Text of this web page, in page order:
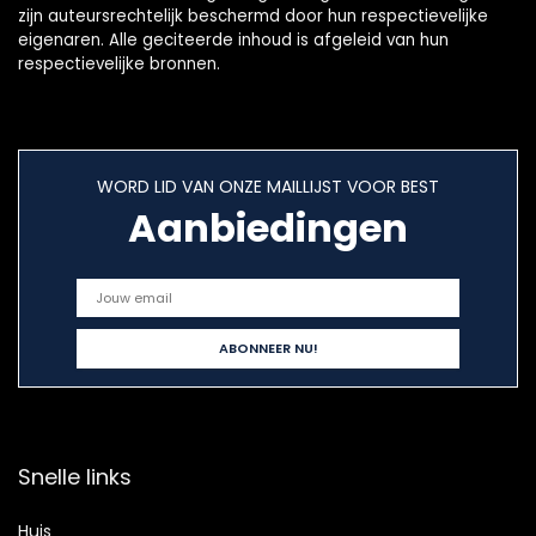
zijn auteursrechtelijk beschermd door hun respectievelijke
eigenaren. Alle geciteerde inhoud is afgeleid van hun
respectievelijke bronnen.
WORD LID VAN ONZE MAILLIJST VOOR BEST
Aanbiedingen
Snelle links